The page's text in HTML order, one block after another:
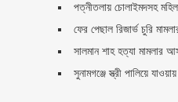
পত্নীতলায় চোলাইমদসহ
ফের পেছাল রিজার্ভ চুরি
সালমান শাহ হত্যা মামলার
সুনামগঞ্জে স্ত্রী পালিয়ে